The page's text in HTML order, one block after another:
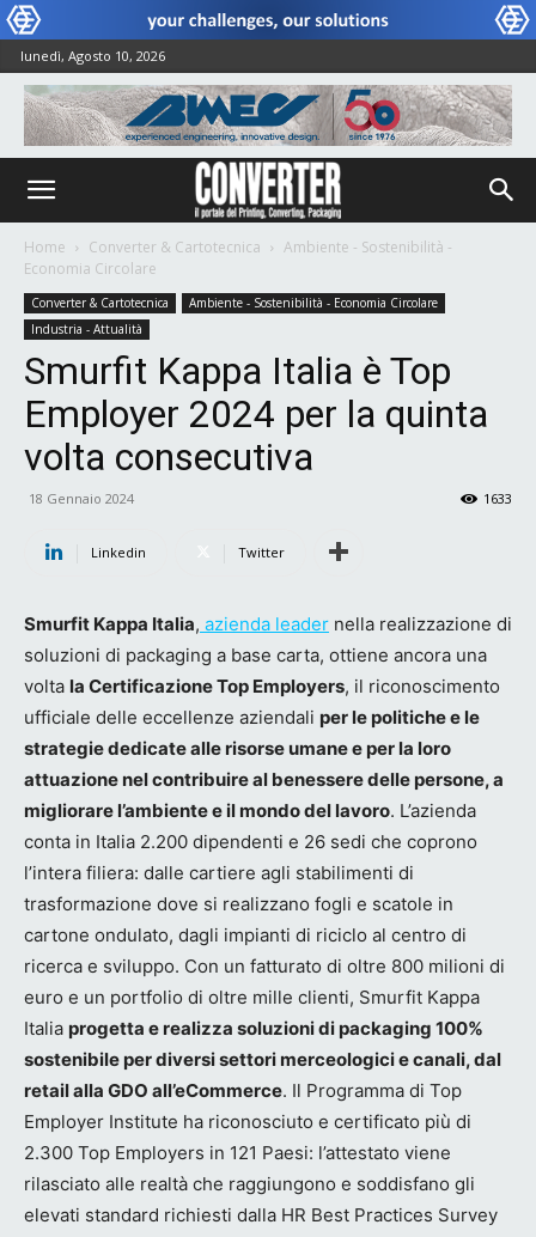
lunedì, Agosto 10, 2026
Home Converter & Cartotecnica
Ambiente - Sostenibilità -
Economia Circolare
Converter & Cartotecnica
Ambiente - Sostenibilità - Economia Circolare
Industria - Attualità
Smurfit Kappa Italia è Top
Employer 2024 per la quinta
volta consecutiva
18 Gennaio 2024 1633
Linkedin Twitter
Smurfit Kappa Italia, azienda leader nella realizzazione di
soluzioni di packaging a base carta, ottiene ancora una
volta la Certificazione Top Employers, il riconoscimento
ufficiale delle eccellenze aziendali per le politiche e le
strategie dedicate alle risorse umane e per la loro
attuazione nel contribuire al benessere delle persone, a
migliorare l’ambiente e il mondo del lavoro. L’azienda
conta in Italia 2.200 dipendenti e 26 sedi che coprono
l’intera filiera: dalle cartiere agli stabilimenti di
trasformazione dove si realizzano fogli e scatole in
cartone ondulato, dagli impianti di riciclo al centro di
ricerca e sviluppo. Con un fatturato di oltre 800 milioni di
euro e un portfolio di oltre mille clienti, Smurfit Kappa
Italia progetta e realizza soluzioni di packaging 100%
sostenibile per diversi settori merceologici e canali, dal
retail alla GDO all’eCommerce. Il Programma di Top
Employer Institute ha riconosciuto e certificato più di
2.300 Top Employers in 121 Paesi: l’attestato viene
rilasciato alle realtà che raggiungono e soddisfano gli
elevati standard richiesti dalla HR Best Practices Survey